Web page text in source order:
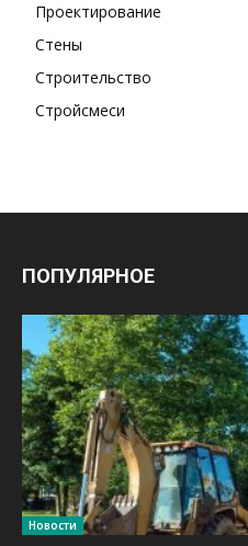
Проектирование
Стены
Строительство
Стройсмеси
ПОПУЛЯРНОЕ
Новости